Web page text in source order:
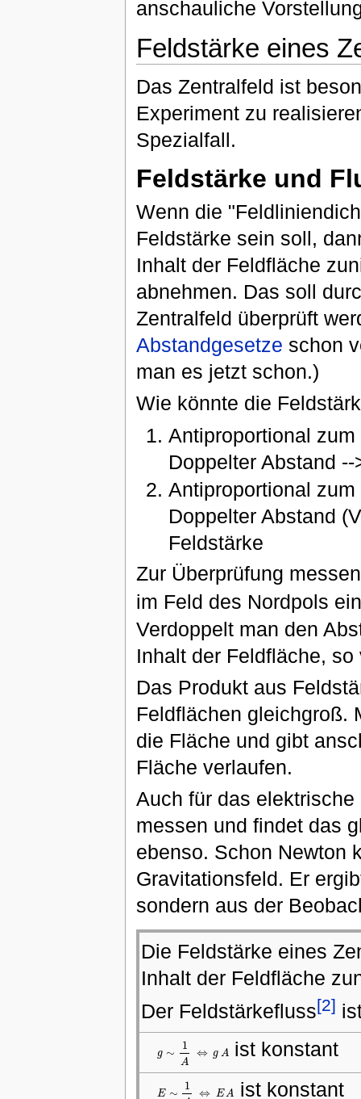
anschauliche
Feldstärke eines
Das Zentralfeld ist
Experiment zu
Spezialfall.
Feldstärke und
Wenn die
Feldstärke sein soll,
Inhalt der Feldfläche
abnehmen. Das soll
Zentralfeld überprüft
Abstandgesetze schon
man es jetzt schon.)
Wie könnte die
Antiproportional
Doppelter Abstand
Antiproportional
Doppelter Abstand
Feldstärke
Zur Überprüfung
im Feld des Nordpols
Verdoppelt man den
Inhalt der Feldfläche,
Das Produkt aus
Feldflächen gleichgroß.
die Fläche und gibt
Fläche verlaufen.
Auch für das
messen und findet das
ebenso. Schon Newton
Gravitationsfeld. Er
sondern aus der
Die Feldstärke eines
Inhalt der Feldfläche
Der Feldstärkefluss[2]
g ∼
1
A
⇔ g A
g ∼1A ⇔ g A ist konstant
E ∼
1
⇔ E A
E ∼1A ⇔ E A ist konstant